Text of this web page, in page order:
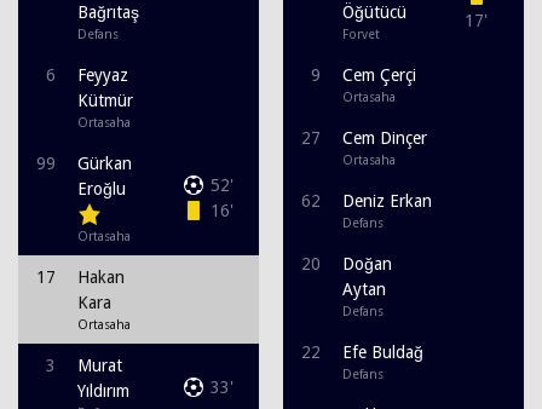
Bağrıtaş
Defans
6
Feyyaz
Kütmür
Ortasaha
99
Gürkan
Eroğlu
Ortasaha
52'
16'
17
Hakan
Kara
Ortasaha
3
Murat
Yıldırım
33'
Öğütücü
Forvet
17'
9 Cem Çerçi
Ortasaha
27 Cem Dinçer
Ortasaha
62 Deniz Erkan
Defans
20
Doğan
Aytan
Defans
22 Efe Buldağ
Defans